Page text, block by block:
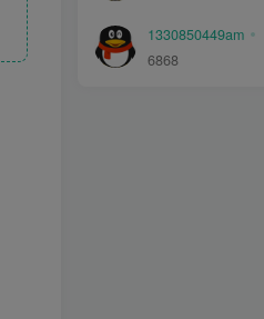
1330850449am
6868